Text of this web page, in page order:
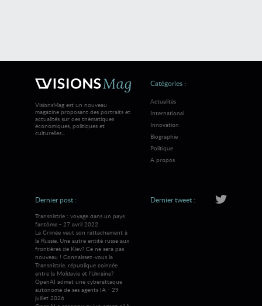
VisionsMag est un nouveau
magazine proposant des portraits et
actualités sur des thématiques
économiques, politiques et
culturelles...
Catégories :
Actualités
International
Innovation
Biographie
Politique
A propos
Dernier post :
Transnistrie : voyage dans un pays
fantôme - 27 avril 2022
La Crimée veut son rattachement à
la Russie. Une autre entité russe aux
frontières de Kiev? Ce ne sera pas
nouveau ! Connaissez-vous la
Transnistrie, république coincée
entre la Moldavie et l’Ukraine?
OpenAI admet une cyberattaque
autonome de ses agents IA - 29
juillet 2026
Dernier tweet :